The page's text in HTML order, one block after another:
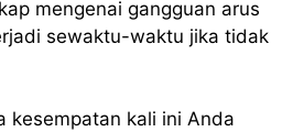
mengenai gangguan arus
sewaktu-waktu jika tidak
kesempatan kali ini Anda